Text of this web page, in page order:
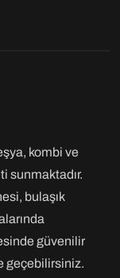
kombi ve
sunmaktadır.
bulaşık
güvenilir
geçebilirsiniz.